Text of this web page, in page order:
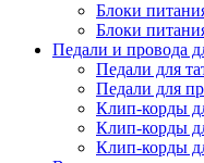
Блоки
Блоки
Педали и провода
Педали для
Педали для
Клип-корды
Клип-корды
Клип-корды